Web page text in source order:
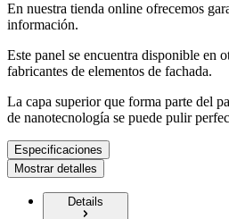
En nuestra tienda online ofrecemos
información.
Este panel se encuentra disponible en
fabricantes de elementos de fachada.
La capa superior que forma parte del
de nanotecnología se puede pulir
Especificaciones
Mostrar detalles
Details